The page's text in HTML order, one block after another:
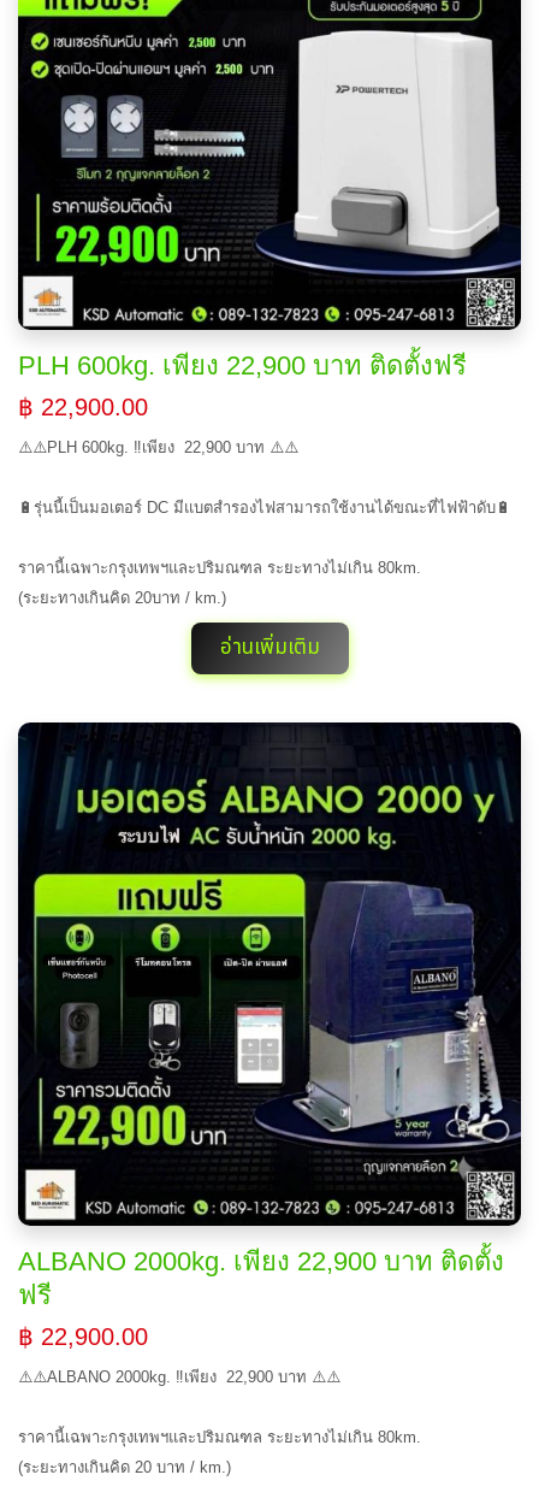
PLH 600kg. เพียง 22,900 บาท ติดตั้งฟรี
฿ 22,900.00
⚠️⚠️PLH 600kg. ‼️เพียง 22,900 บาท ⚠️⚠️
🔋รุ่นนี้เป็นมอเตอร์ DC มีแบตสำรองไฟสามารถใช้งานได้ขณะที่ไฟฟ้าดับ🔋
ราคานี้เฉพาะกรุงเทพฯและปริมณฑล ระยะทางไม่เกิน 80km.
(ระยะทางเกินคิด 20บาท / km.)
อ่านเพิ่มเติม
ALBANO 2000kg. เพียง 22,900 บาท ติดตั้ง
ฟรี
฿ 22,900.00
⚠️⚠️ALBANO 2000kg. ‼️เพียง 22,900 บาท ⚠️⚠️
ราคานี้เฉพาะกรุงเทพฯและปริมณฑล ระยะทางไม่เกิน 80km.
(ระยะทางเกินคิด 20 บาท / km.)